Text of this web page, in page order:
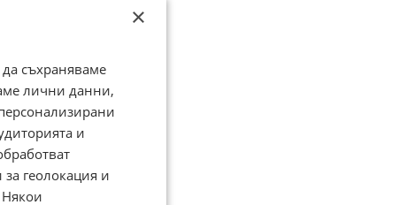
×
съхраняваме
лични данни,
и
геолокация и
Някои